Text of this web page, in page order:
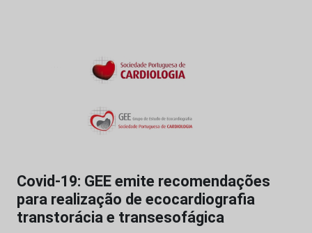
Covid-19: GEE emite recomendações
para realização de ecocardiografia
transtorácia e transesofágica